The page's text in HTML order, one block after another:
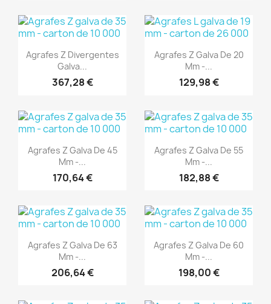
Aperçu rapide
Agrafes Z Divergentes
Galva...
367,28 €
(1)
Aperçu rapide
Agrafes Z Galva De 20
Mm -...
129,98 €
(1)
Aperçu rapide
Agrafes Z Galva De 45
Mm -...
170,64 €
(1)
Aperçu rapide
Agrafes Z Galva De 55
Mm -...
182,88 €
(1)
Aperçu rapide
Agrafes Z Galva De 63
Mm -...
206,64 €
(1)
Aperçu rapide
Agrafes Z Galva De 60
Mm -...
198,00 €
(1)